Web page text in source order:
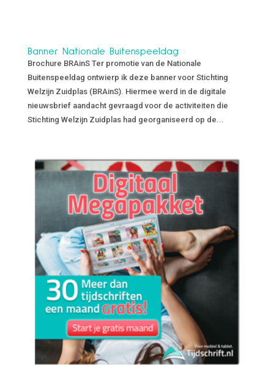
Banner Nationale Buitenspeeldag
Brochure BRAinS Ter promotie van de Nationale
Buitenspeeldag ontwierp ik deze banner voor Stichting
Welzijn Zuidplas (BRAinS). Hiermee werd in de digitale
nieuwsbrief aandacht gevraagd voor de activiteiten die
Stichting Welzijn Zuidplas had georganiseerd op de...